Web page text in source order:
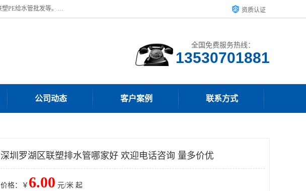
深圳市宝安区沙井街道浩丰胶管商行主营产品：联塑批发、联塑管批发、联塑总代理、联塑总经销、联塑HDPE波纹管批发、联塑PE给水管批发等。凭借服务以及多年的勤奋拼搏，发展成为一家销售各种管材管件，绝缘电工套管及配件等系列产品的贸易公司。公司秉承“顾客至上，锐意进取”的经营理念，坚持“客户至上”原则为广大客户提供的服务。欢迎惠顾！ 资质认证
全国免费服务热线：
公司动态 客户案例 联系方式
深圳罗湖区联塑排水管哪家好 欢迎电话咨询 量多价优
价格：￥ 6.00 元/米 起